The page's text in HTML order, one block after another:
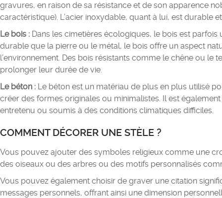
gravures, en raison de sa résistance et de son apparence
caractéristique). L’acier inoxydable, quant à lui, est durable
Le bois : Dans les cimetières écologiques, le bois est
durable que la pierre ou le métal, le bois offre un aspect
l’environnement. Des bois résistants comme le chêne ou
prolonger leur durée de vie.
Le béton : Le béton est un matériau de plus en plus utilisé
créer des formes originales ou minimalistes. Il est
entretenu ou soumis à des conditions climatiques difficiles.
COMMENT DÉCORER UNE STÈLE ?
Vous pouvez ajouter des symboles religieux comme une
des oiseaux ou des arbres ou des motifs personnalisés
Vous pouvez également choisir de graver une citation
messages personnels, offrant ainsi une dimension